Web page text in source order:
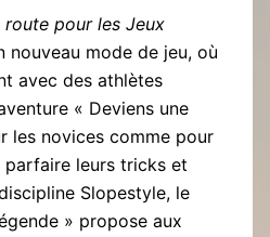
route pour les Jeux
nouveau mode de jeu, où
avec des athlètes
« Deviens une
les novices comme pour
parfaire leurs tricks et
Slopestyle, le
» propose aux